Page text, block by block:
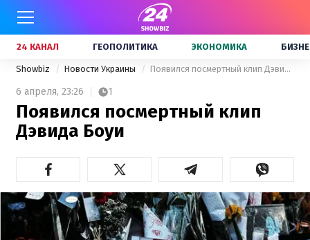
24 КАНАЛ ГЕОПОЛИТИКА ЭКОНОМИКА
Showbiz Новости Украины Появился посмертный клип Дэвида Боуи
6 апреля, 23:26 1
Появился посмертный клип
Дэвида Боуи